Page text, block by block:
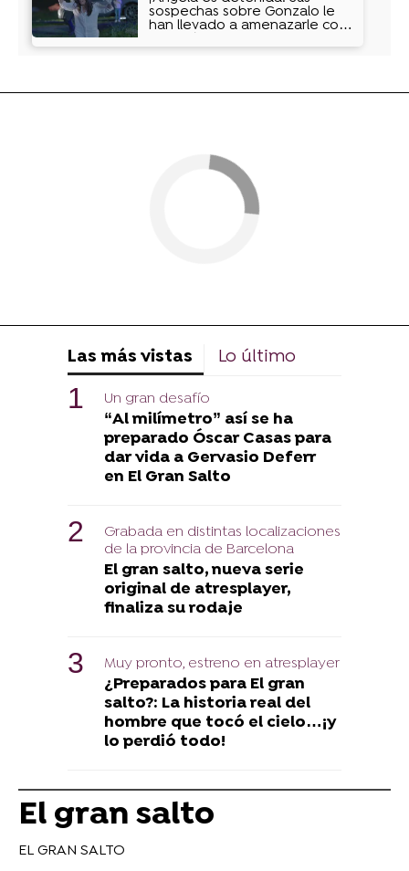
sospechas sobre Gonzalo le
han llevado a amenazarle con
Las más vistas Lo último
Un gran desafío
“Al milímetro” así se ha
preparado Óscar Casas para
dar vida a Gervasio Deferr
en El Gran Salto
Grabada en distintas localizaciones
de la provincia de Barcelona
El gran salto, nueva serie
original de atresplayer,
finaliza su rodaje
Muy pronto, estreno en atresplayer
¿Preparados para El gran
salto?: La historia real del
hombre que tocó el cielo…¡y
lo perdió todo!
El gran salto
EL GRAN SALTO